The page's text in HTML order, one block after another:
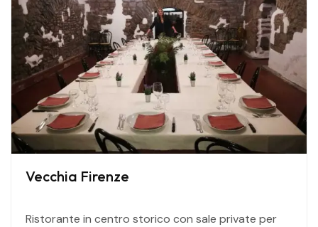
Vecchia Firenze
Ristorante in centro storico con sale private per